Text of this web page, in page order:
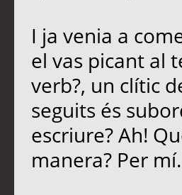
I ja venia a
el vas picant al
verb?, un clític
seguits és
escriure? Ah!
manera? Per mí.